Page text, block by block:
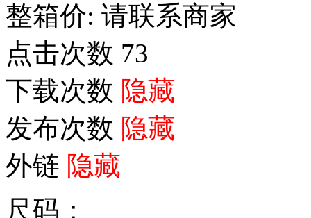
整箱价: 请联系商家
点击次数 73
下载次数 隐藏
发布次数 隐藏
外链 隐藏
尺码：